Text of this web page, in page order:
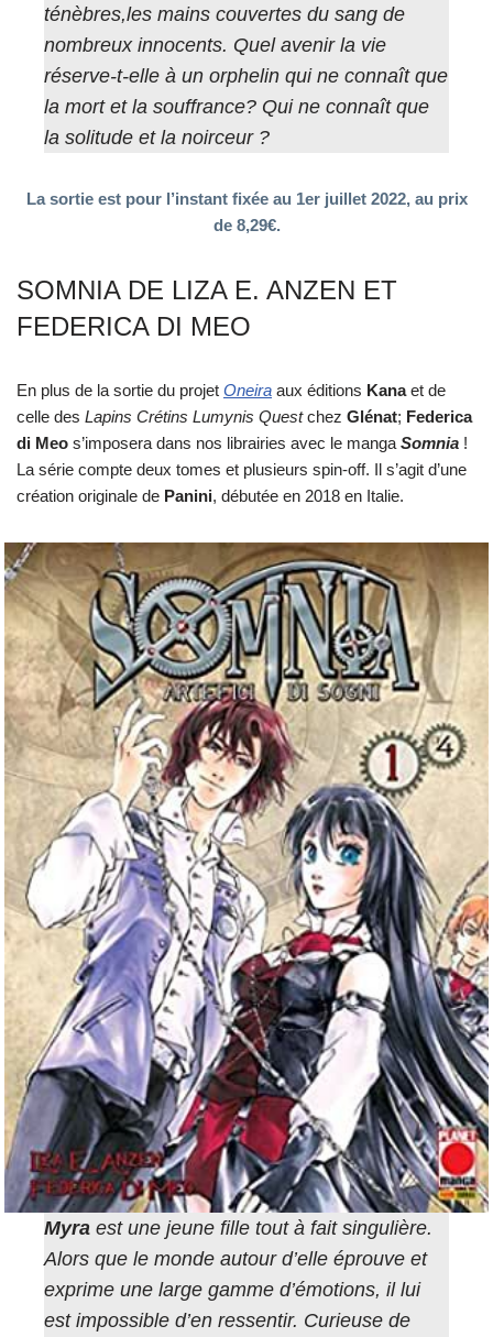
ténèbres,les mains couvertes du sang de
nombreux innocents. Quel avenir la vie
réserve-t-elle à un orphelin qui ne connaît que
la mort et la souffrance? Qui ne connaît que
la solitude et la noirceur ?
La sortie est pour l’instant fixée au 1er juillet 2022, au prix
de 8,29€.
SOMNIA DE LIZA E. ANZEN ET
FEDERICA DI MEO
En plus de la sortie du projet Oneira aux éditions Kanaet de
celle des Lapins Crétins Lumynis Questchez Glénat; Federica
di Meo s’imposera dans nos librairies avec le manga Somnia !
La série compte deux tomes et plusieurs spin-off. Il s’agit d’une
création originale de Panini, débutée en 2018 en Italie.
Myraest une jeune fille tout à fait singulière.
Alors que le monde autour d’elle éprouve et
exprime une large gamme d’émotions, il lui
est impossible d’en ressentir. Curieuse de